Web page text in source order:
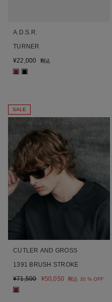
A.D.S.R.
TURNER
¥22,000 税込
■ ■
SALE
CUTLER AND GROSS
1391 BRUSH STROKE
¥71,500 ¥50,050 税込 30 % OFF
■